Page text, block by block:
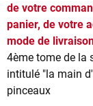
de votre
panier, de votre
mode de
4ème tome de la
intitulé "la main
pinceaux